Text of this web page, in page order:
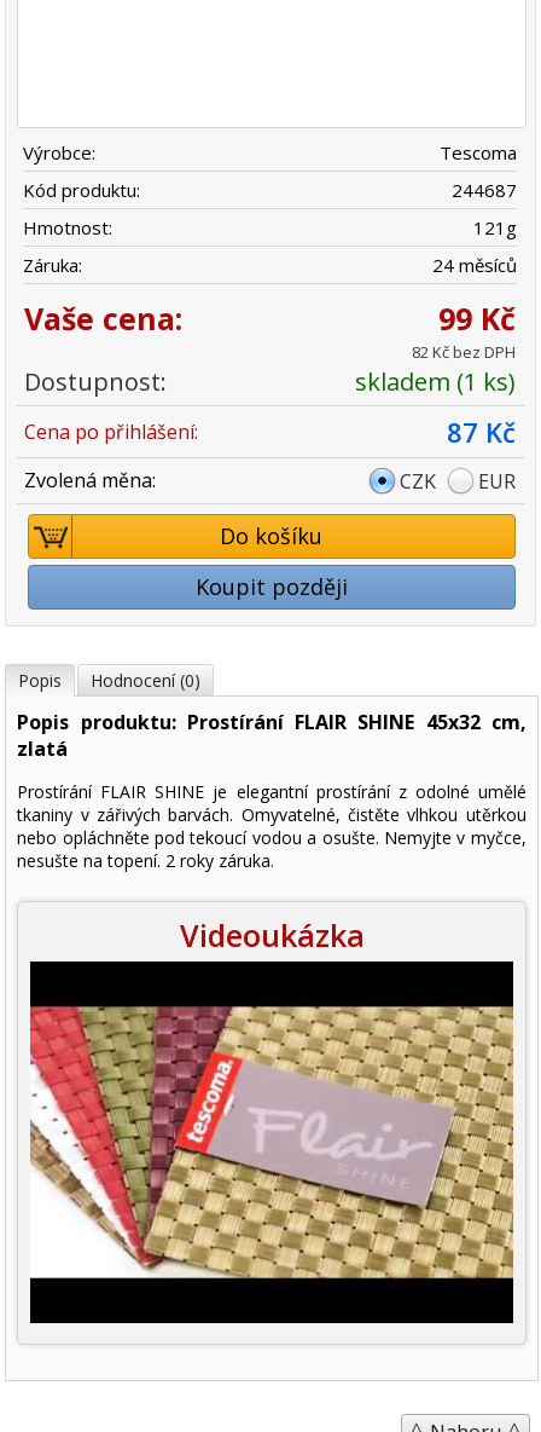
Výrobce:
Tescoma
Kód produktu:
244687
Hmotnost:
121 g
Záruka:
24 měsíců
Vaše cena: 99 Kč
82 Kč bez DPH
Dostupnost: skladem (1 ks)
Cena po přihlášení: 87 Kč
Zvolená měna: CZK EUR
Do košíku
Koupit později
Popis Hodnocení (0)
Popis produktu: Prostírání FLAIR SHINE 45x32 cm,
zlatá
Prostírání FLAIR SHINE je elegantní prostírání z odolné umělé
tkaniny v zářivých barvách. Omyvatelné, čistěte vlhkou utěrkou
nebo opláchněte pod tekoucí vodou a osušte. Nemyjte v myčce,
nesušte na topení. 2 roky záruka.
Videoukázka